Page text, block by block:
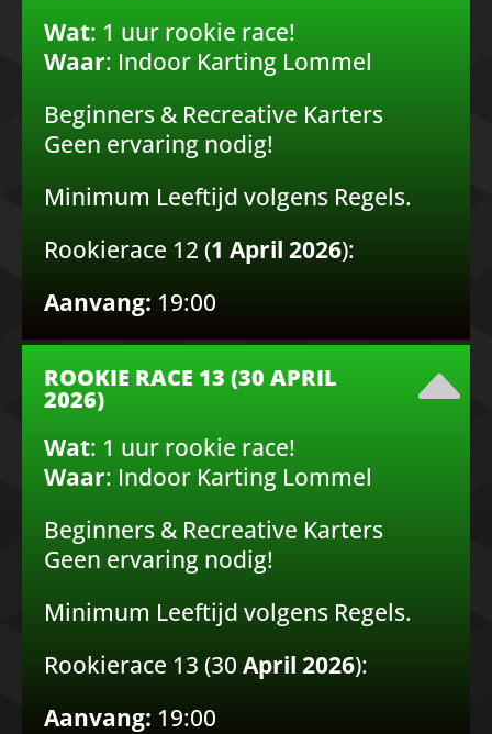
Wat: 1 uur rookie race!
Waar: Indoor Karting Lommel
Beginners & Recreative Karters
Geen ervaring nodig!
Minimum Leeftijd volgens Regels.
Rookierace 12 (1 April 2026):
Aanvang: 19:00
ROOKIE RACE 13 (30 APRIL
2026)
Wat: 1 uur rookie race!
Waar: Indoor Karting Lommel
Beginners & Recreative Karters
Geen ervaring nodig!
Minimum Leeftijd volgens Regels.
Rookierace 13 (30 April 2026):
Aanvang: 19:00